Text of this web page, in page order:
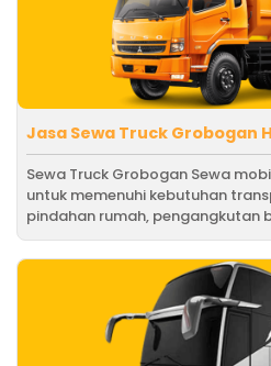
Jasa Sewa Truck Grobogan
Sewa Truck Grobogan Sewa
untuk memenuhi kebutuhan
pindahan rumah, pengangkutan